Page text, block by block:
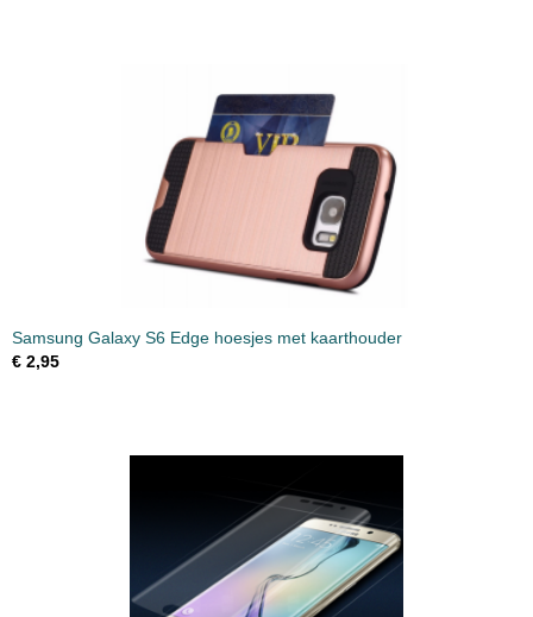
Samsung Galaxy S6 Edge hoesjes met kaarthouder
€ 2,95